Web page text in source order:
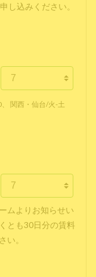
し込みください。
関西・仙台/火-土
ムよりお知らせい
とも30日分の賃料
い。